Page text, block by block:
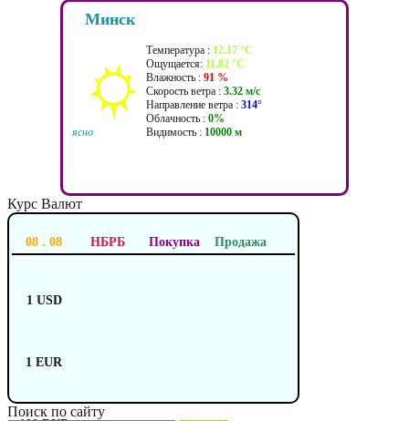
Минск
ясно
Температура : 12.17 °C
Ощущается: 11.82 °C
Влажность : 91 %
Скорость ветра : 3.32 м/c
Направление ветра : 314°
Облачность : 0%
Видимость : 10000 м
Курс Валют
08 . 08 НБРБ Покупка Продажа
1 USD
1 EUR
Поиск по сайту